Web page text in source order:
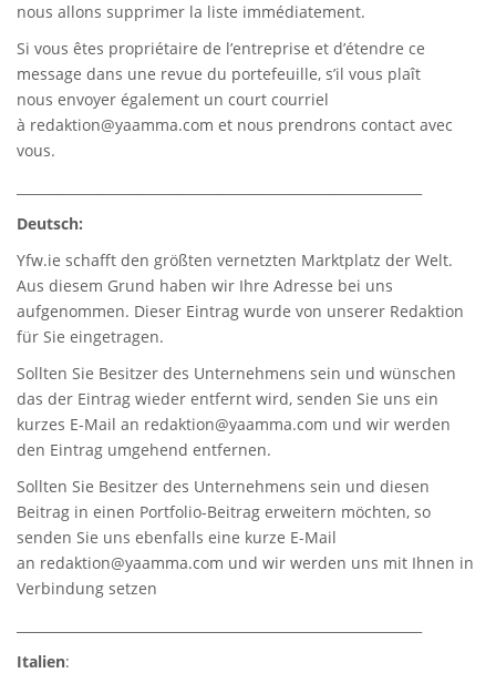
nous allons supprimer la liste immédiatement.
Si vous êtes propriétaire de l’entreprise et d’étendre ce
message dans une revue du portefeuille, s’il vous plaît
nous envoyer également un court courriel
à redaktion@yaamma.com et nous prendrons contact avec
vous.
Deutsch:
Yfw.ie schafft den größten vernetzten Marktplatz der Welt.
Aus diesem Grund haben wir Ihre Adresse bei uns
aufgenommen. Dieser Eintrag wurde von unserer Redaktion
für Sie eingetragen.
Sollten Sie Besitzer des Unternehmens sein und wünschen
das der Eintrag wieder entfernt wird, senden Sie uns ein
kurzes E-Mail an redaktion@yaamma.com und wir werden
den Eintrag umgehend entfernen.
Sollten Sie Besitzer des Unternehmens sein und diesen
Beitrag in einen Portfolio-Beitrag erweitern möchten, so
senden Sie uns ebenfalls eine kurze E-Mail
an redaktion@yaamma.com und wir werden uns mit Ihnen in
Verbindung setzen
Italien: